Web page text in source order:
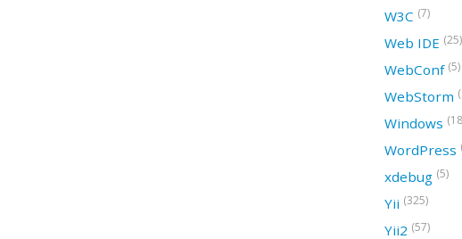
W3C (7)
Web IDE (25)
WebConf (5)
WebStorm
Windows
WordPress
xdebug (5)
Yii (325)
Yii2 (57)